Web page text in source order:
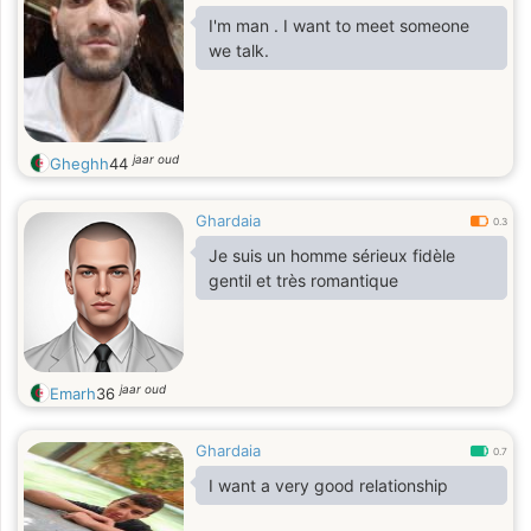
I'm man . I want to meet someone
we talk.
Gheghh44jaar oud
Ghardaia 0.3
Je suis un homme sérieux fidèle
gentil et très romantique
Emarh36jaar oud
Ghardaia 0.7
I want a very good relationship